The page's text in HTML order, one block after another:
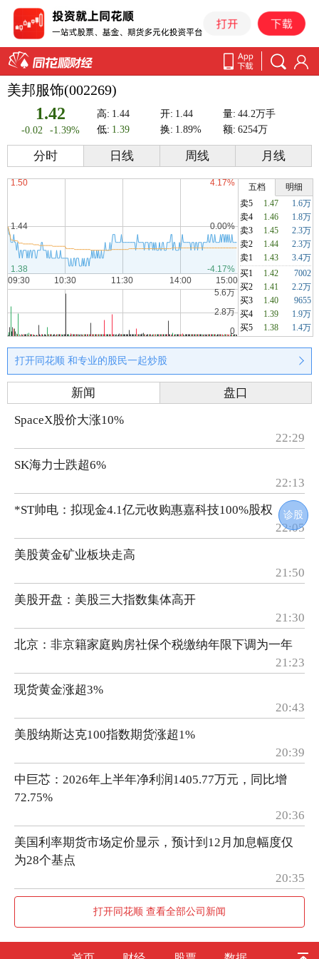
美邦服饰(002269)
1.42
-0.02 -1.39%
高: 1.44 开: 1.44 量: 44.2万手
低: 1.39 换: 1.89% 额: 6254万
分时 日线 周线 月线
五档
明细
卖5
1.47
1.6万
卖4
1.46
1.8万
卖3
1.45
2.3万
卖2
1.44
2.3万
卖1
1.43
3.4万
买1
1.42
7002
买2
1.41
2.2万
买3
1.40
9655
买4
1.39
1.9万
买5
1.38 1.4万
打开同花顺 和专业的股民一起炒股
诊股
新闻
盘口
SpaceX股价大涨10%
22:29
SK海力士跌超6%
22:13
*ST帅电：拟现金4.1亿元收购惠嘉科技100%股权
22:05
美股黄金矿业板块走高
21:50
美股开盘：美股三大指数集体高开
21:30
北京：非京籍家庭购房社保个税缴纳年限下调为一年
21:23
现货黄金涨超3%
20:43
美股纳斯达克100指数期货涨超1%
20:39
中巨芯：2026年上半年净利润1405.77万元，同比增
72.75%
20:36
美国利率期货市场定价显示，预计到12月加息幅度仅
为28个基点
20:35
打开同花顺 查看全部公司新闻